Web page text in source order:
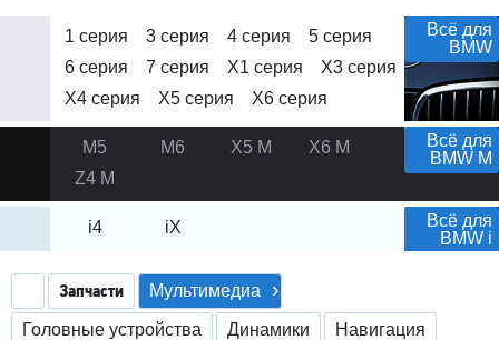
Всё для
BMW
1 серия 3 серия 4 серия
5 серия
6 серия
7 серия X1 серия
X3 серия
X4 серия
X5 серия X6 серия
Всё для
BMW M
M5 M6 X5 M
X6 M
Z4 M
Всё для
BMW i
i4 iX
Запчасти Мультимедиа
Головные устройства Динамики Навигация